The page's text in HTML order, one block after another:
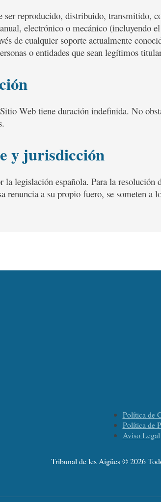
ser reproducido, distribuido, transmitido,
electrónico o mecánico (incluyendo
de cualquier soporte actualmente
o entidades que sean legítimos
Web tiene duración indefinida. No
y jurisdicción
la legislación española. Para la
renuncia a su propio fuero, se someten a
Política de
Política de
Aviso Legal
Tribunal de les Aigües © 2026